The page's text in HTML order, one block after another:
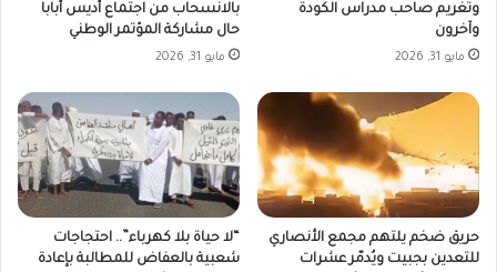
وتغريم صاحب مدراس الكودة
وآخرون
مايو 31, 2026
بالانسحاب من اجتماع أديس أبابا
حال مشاركة المؤتمر الوطني
مايو 31, 2026
حريق ضخم يلتهم مجمع الأنصاري
للتعدين بجبيت ويُدمّر عشرات
“لا حياة بلا كهرباء”.. احتجاجات
شعبية بالعفاض للمطالبة بإعادة